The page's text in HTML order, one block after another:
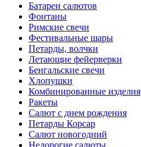
Батареи салютов
Фонтаны
Римские свечи
Фестивальные шары
Петарды, волчки
Летающие фейерверки
Бенгальские свечи
Хлопушки
Комбинированные изделия
Ракеты
Салют с днем рождения
Петарды Корсар
Салют новогодний
Недорогие салюты